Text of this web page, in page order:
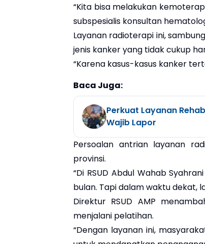
“Kita bisa melakukan
subspesialis konsultan
Layanan radioterapi ini,
jenis kanker yang tidak cukup
“Karena kasus-kasus kanker
Baca Juga:
Perkuat Layanan
Wajib Lapor
Persoalan antrian layanan
provinsi.
“Di RSUD Abdul Wahab
bulan. Tapi dalam waktu dekat,
Direktur RSUD AMP
menjalani pelatihan.
“Dengan layanan ini,